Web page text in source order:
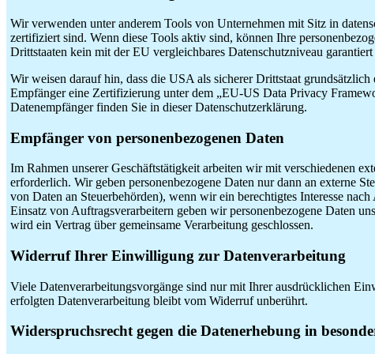
Wir verwenden unter anderem Tools von Unternehmen mit Sitz in
zertifiziert sind. Wenn diese Tools aktiv sind, können Ihre
Drittstaaten kein mit der EU vergleichbares Datenschutzniveau
Wir weisen darauf hin, dass die USA als sicherer Drittstaat
Empfänger eine Zertifizierung unter dem „EU-US Data Privacy
Datenempfänger finden Sie in dieser Datenschutzerklärung.
Empfänger von personenbezogenen Daten
Im Rahmen unserer Geschäftstätigkeit arbeiten wir mit verschiedenen
erforderlich. Wir geben personenbezogene Daten nur dann an externe
von Daten an Steuerbehörden), wenn wir ein berechtigtes Interesse
Einsatz von Auftragsverarbeitern geben wir personenbezogene Daten
wird ein Vertrag über gemeinsame Verarbeitung geschlossen.
Widerruf Ihrer Einwilligung zur Datenverarbeitung
Viele Datenverarbeitungsvorgänge sind nur mit Ihrer ausdrücklichen
erfolgten Datenverarbeitung bleibt vom Widerruf unberührt.
Widerspruchsrecht gegen die Datenerhebung in